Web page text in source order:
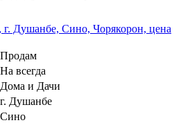
Продам
На всегда
Дома и Дачи
г. Душанбе
Сино